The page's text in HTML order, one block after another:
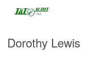
Dorothy Lewis